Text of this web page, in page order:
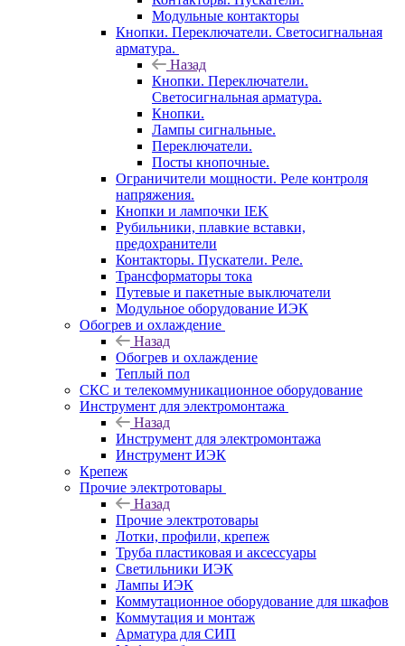
Модульные контакторы
Кнопки. Переключатели. Светосигнальная
арматура.
Назад
Кнопки. Переключатели.
Светосигнальная арматура.
Кнопки.
Лампы сигнальные.
Переключатели.
Посты кнопочные.
Ограничители мощности. Реле контроля
напряжения.
Кнопки и лампочки IEK
Рубильники, плавкие вставки,
предохранители
Контакторы. Пускатели. Реле.
Трансформаторы тока
Путевые и пакетные выключатели
Модульное оборудование ИЭК
Обогрев и охлаждение
Назад
Обогрев и охлаждение
Теплый пол
СКС и телекоммуникационное оборудование
Инструмент для электромонтажа
Назад
Инструмент для электромонтажа
Инструмент ИЭК
Крепеж
Прочие электротовары
Назад
Прочие электротовары
Лотки, профили, крепеж
Труба пластиковая и аксессуары
Светильники ИЭК
Лампы ИЭК
Коммутационное оборудование для шкафов
Коммутация и монтаж
Арматура для СИП